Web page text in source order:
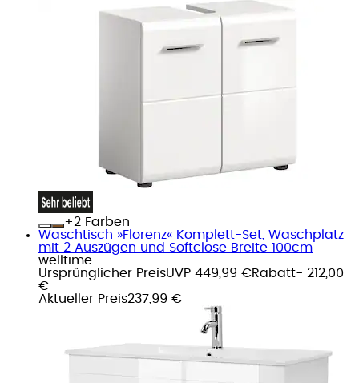
+
Farben
Waschtisch »Florenz« Komplett-Set, Waschplatz
mit 2 Auszügen und Softclose Breite 100cm
welltime
Ursprünglicher PreisUVP 449,99 €Rabatt- 212,00
€
Aktueller Preis237,99 €